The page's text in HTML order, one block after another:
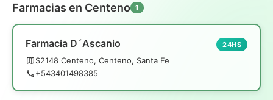
Farmacias en Centeno 1
Farmacia D´Ascanio
S2148 Centeno, Centeno, Santa Fe
+543401498385
24HS